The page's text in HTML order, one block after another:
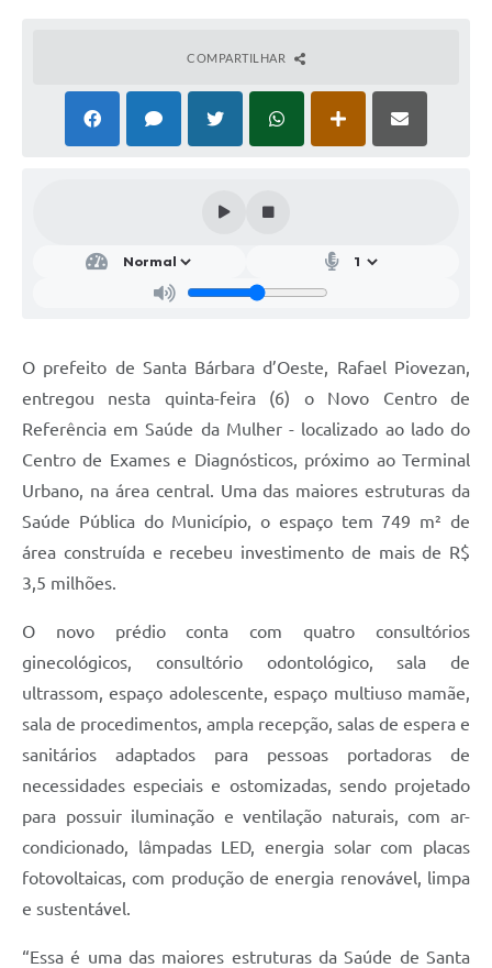
Contato
Plano Municipal de Segurança Pública
Plano de Contratações Anuais
COMPARTILHAR
O prefeito de Santa Bárbara d’Oeste, Rafael Piovezan,
entregou nesta quinta-feira (6) o Novo Centro de
Referência em Saúde da Mulher - localizado ao lado do
Centro de Exames e Diagnósticos, próximo ao Terminal
Urbano, na área central. Uma das maiores estruturas da
Saúde Pública do Município, o espaço tem 749 m² de
área construída e recebeu investimento de mais de R$
3,5 milhões.
O novo prédio conta com quatro consultórios
ginecológicos, consultório odontológico, sala de
ultrassom, espaço adolescente, espaço multiuso mamãe,
sala de procedimentos, ampla recepção, salas de espera e
sanitários adaptados para pessoas portadoras de
necessidades especiais e ostomizadas, sendo projetado
para possuir iluminação e ventilação naturais, com ar-
condicionado, lâmpadas LED, energia solar com placas
fotovoltaicas, com produção de energia renovável, limpa
e sustentável.
“Essa é uma das maiores estruturas da Saúde de Santa